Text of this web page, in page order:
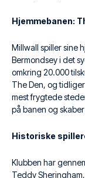
Hjemmebanen:
Millwall spiller sine
Bermondsey i det
omkring 20.000
The Den, og
mest frygtede
på banen og
Historiske
Klubben har
Teddy